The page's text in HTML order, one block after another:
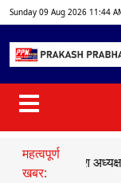
Sunday 09 Aug 2026 11:44
महत्वपूर्ण
खबर:
प्रदेश अध्यक्ष डॉ.